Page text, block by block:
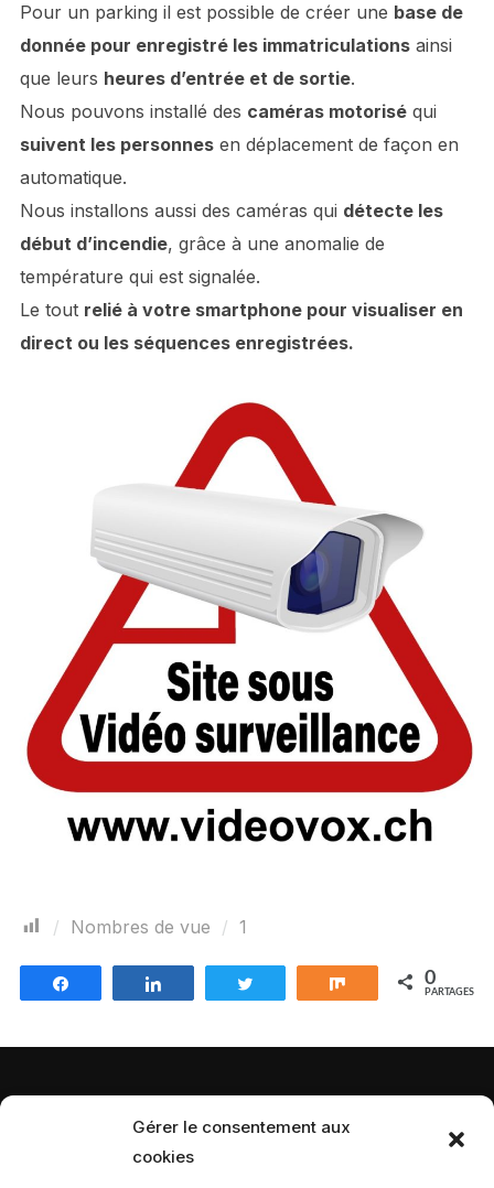
Gérer le consentement aux
cookies
Pour un parking il est possible de créer une base de
donnée pour enregistré les immatriculationsainsi
que leurs heures d’entrée et de sortie.
Nous pouvons installé des caméras motoriséqui
suivent les personnesen déplacement de façon en
automatique.
Nous installons aussi des caméras qui détecte les
début d’incendie, grâce à une anomalie de
température qui est signalée.
Le tout relié à votre smartphone pour visualiser en
direct ou les séquences enregistrées.
Nombres de vue 1
Partagez 0
PARTAGES